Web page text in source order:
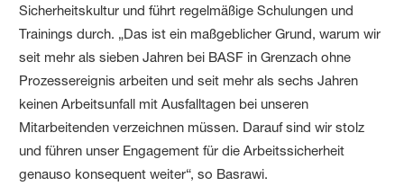
Sicherheitskultur und führt regelmäßige Schulungen und
Trainings durch. „Das ist ein maßgeblicher Grund, warum wir
seit mehr als sieben Jahren bei BASF in Grenzach ohne
Prozessereignis arbeiten und seit mehr als sechs Jahren
keinen Arbeitsunfall mit Ausfalltagen bei unseren
Mitarbeitenden verzeichnen müssen. Darauf sind wir stolz
und führen unser Engagement für die Arbeitssicherheit
genauso konsequent weiter“, so Basrawi.